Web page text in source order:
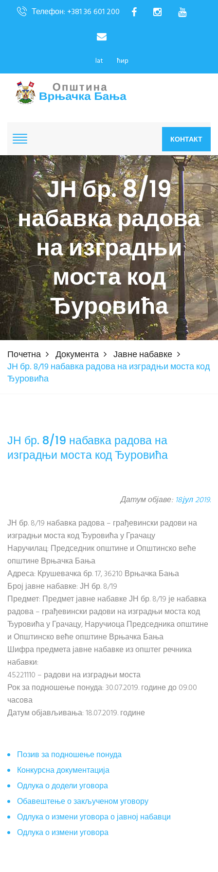
Телефон: +381 36 601 200
lat ћир
КОНТАКТ
ЈН бр. 8/19
набавка радова
на изградњи
моста код
Ђуровића
Почетна Документа
Јавне набавке
ЈН бр. 8/19 набавка радова на изградњи моста код
Ђуровића
ЈН бр. 8/19 набавка радова на
изградњи моста код Ђуровића
Датум објаве: 18.јул 2019.
ЈН бр. 8/19 набавка радова – грађевински радови на
изградњи моста код Ђуровића у Грачацу
Наручилац: Председник општине и Општинско веће
општине Врњачка Бања
Адреса: Крушевачка бр. 17, 36210 Врњачка Бања
Број јавне набавке: ЈН бр. 8/19
Предмет: Предмет јавне набавке ЈН бр. 8/19 је набавка
радова – грађевински радови на изградњи моста код
Ђуровића у Грачацу, Наручиоца Председника општине
и Општинско веће општине Врњачка Бања
Шифра предмета јавне набавке из општег речника
набавки:
45221110 – радови на изградњи моста
Рок за подношење понуда: 30.07.2019. године до 09.00
часова
Датум објављивања: 18.07.2019. године
Позив за подношење понуда
Конкурсна документација
Одлука о додели уговора
Обавештење о закљученом уговору
Одлука о измени уговора о јавној набавци
Одлука о измени уговора